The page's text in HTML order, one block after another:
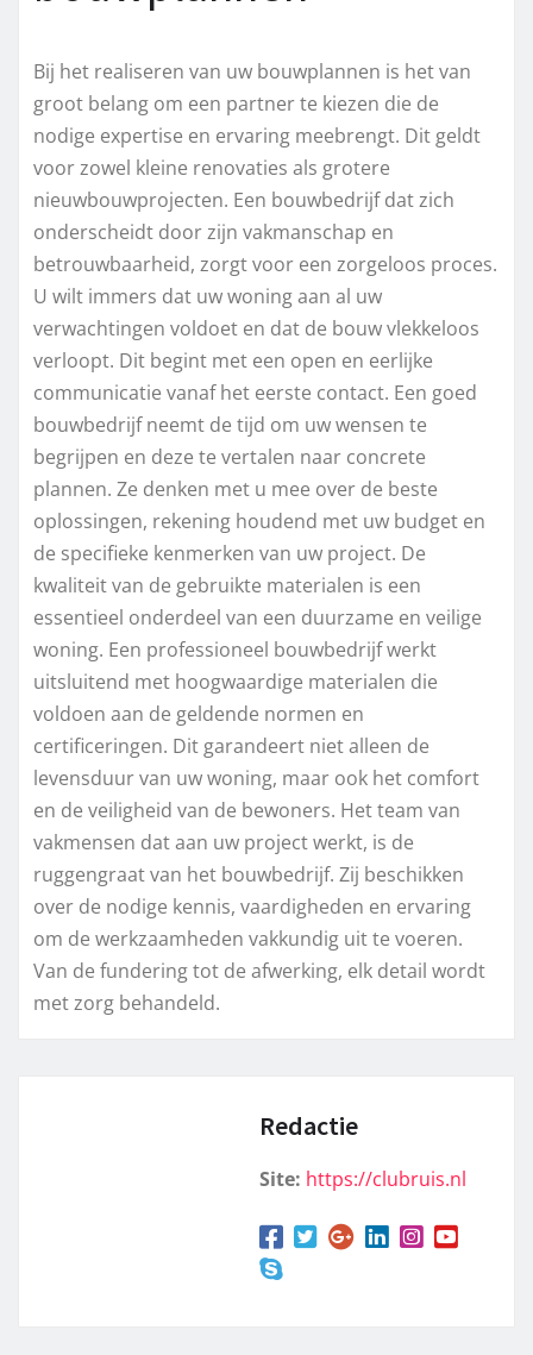
Bij het realiseren van uw bouwplannen is het van
groot belang om een partner te kiezen die de
nodige expertise en ervaring meebrengt. Dit geldt
voor zowel kleine renovaties als grotere
nieuwbouwprojecten. Een bouwbedrijf dat zich
onderscheidt door zijn vakmanschap en
betrouwbaarheid, zorgt voor een zorgeloos proces.
U wilt immers dat uw woning aan al uw
verwachtingen voldoet en dat de bouw vlekkeloos
verloopt. Dit begint met een open en eerlijke
communicatie vanaf het eerste contact. Een goed
bouwbedrijf neemt de tijd om uw wensen te
begrijpen en deze te vertalen naar concrete
plannen. Ze denken met u mee over de beste
oplossingen, rekening houdend met uw budget en
de specifieke kenmerken van uw project. De
kwaliteit van de gebruikte materialen is een
essentieel onderdeel van een duurzame en veilige
woning. Een professioneel bouwbedrijf werkt
uitsluitend met hoogwaardige materialen die
voldoen aan de geldende normen en
certificeringen. Dit garandeert niet alleen de
levensduur van uw woning, maar ook het comfort
en de veiligheid van de bewoners. Het team van
vakmensen dat aan uw project werkt, is de
ruggengraat van het bouwbedrijf. Zij beschikken
over de nodige kennis, vaardigheden en ervaring
om de werkzaamheden vakkundig uit te voeren.
Van de fundering tot de afwerking, elk detail wordt
met zorg behandeld.
Redactie
Site: https://clubruis.nl